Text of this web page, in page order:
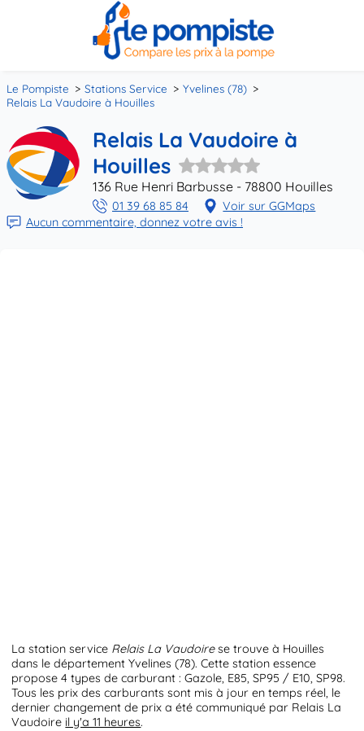
Le Pompiste Stations Service
Yvelines (78)
Relais La Vaudoire à Houilles
Relais La Vaudoire à
Houilles
136 Rue Henri Barbusse - 78800 Houilles
01 39 68 85 84
Voir sur GGMaps
Aucun commentaire, donnez votre avis !
La station service Relais La Vaudoirese trouve à Houilles
dans le département Yvelines (78). Cette station essence
propose 4 types de carburant : Gazole, E85, SP95 / E10, SP98.
Tous les prix des carburants sont mis à jour en temps réel, le
dernier changement de prix a été communiqué par Relais La
Vaudoire il y'a 11 heures.